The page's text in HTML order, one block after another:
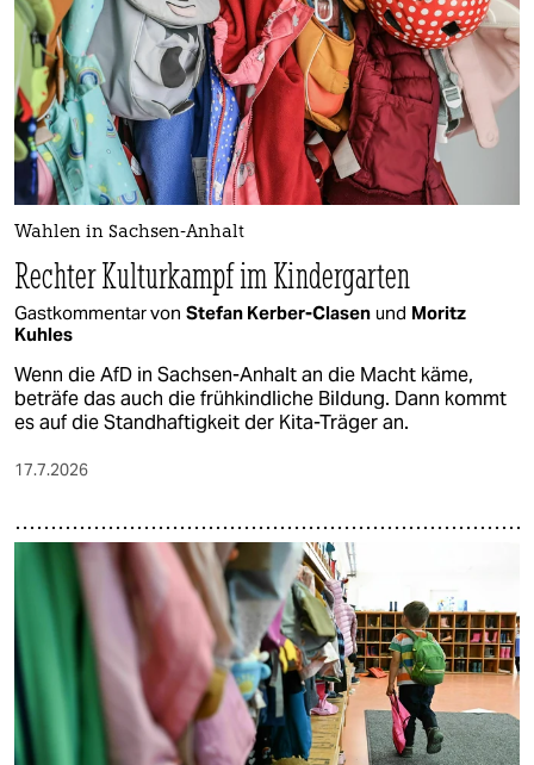
Wahlen in Sachsen-Anhalt
Rechter Kulturkampf im Kindergarten
Gastkommentar von Stefan Kerber-Clasen und Moritz
Kuhles
Wenn die AfD in Sachsen-Anhalt an die Macht käme,
beträfe das auch die frühkindliche Bildung. Dann kommt
es auf die Standhaftigkeit der Kita-Träger an.
17.7.2026